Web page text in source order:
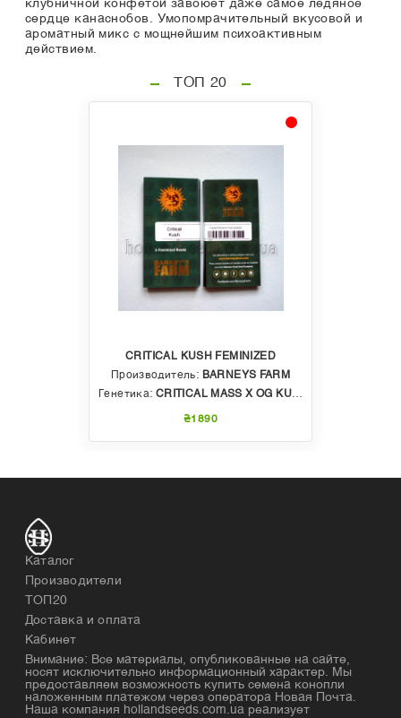
клубничной конфетой завоюет даже самое ледяное
сердце канаснобов. Умопомрачительный вкусовой и
ароматный микс с мощнейшим психоактивным
действием.
ТОП 20
CRITICAL KUSH FEMINIZED
Производитель: BARNEYS FARM
Генетика: CRITICAL MASS X OG KUSH
₴1890
Каталог
Производители
ТОП20
Доставка и оплата
Кабинет
Внимание: Все материалы, опубликованные на сайте,
носят исключительно информационный характер. Мы
предоставляем возможность купить семена конопли
наложенным платежом через оператора Новая Почта.
Наша компания hollandseeds.com.ua реализует